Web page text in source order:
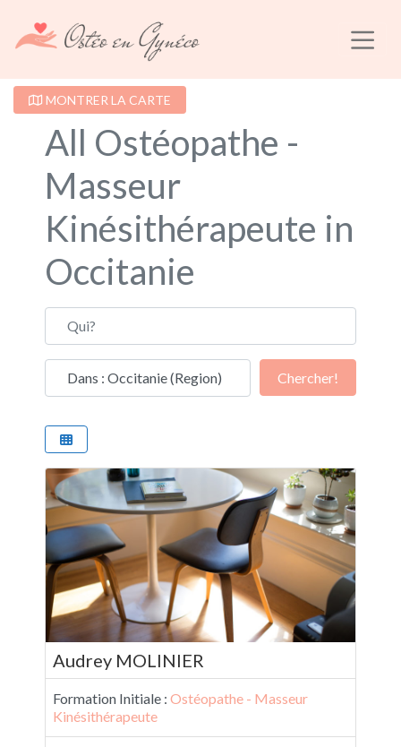
MONTRER LA CARTE
All Ostéopathe -
Masseur
Kinésithérapeute in
Occitanie
Qui?
Où?
Chercher!
Audrey MOLINIER
Formation Initiale : Ostéopathe - Masseur
Kinésithérapeute